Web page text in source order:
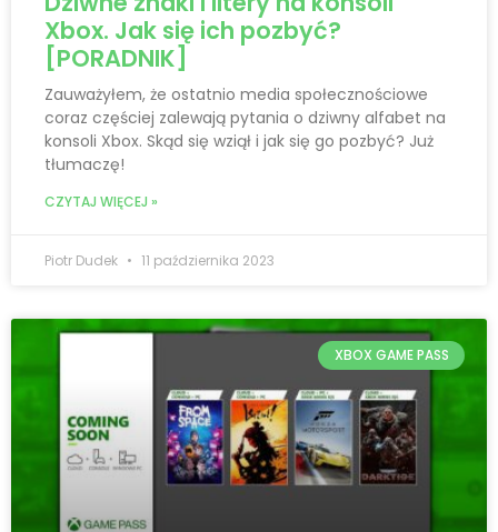
Xbox. Jak się ich pozbyć?
[PORADNIK]
Zauważyłem, że ostatnio media społecznościowe
coraz częściej zalewają pytania o dziwny alfabet na
konsoli Xbox. Skąd się wziął i jak się go pozbyć? Już
tłumaczę!
CZYTAJ WIĘCEJ »
Piotr Dudek 11 października 2023
XBOX GAME PASS